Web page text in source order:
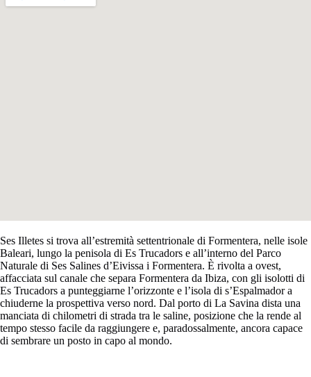
Ses Illetes si trova all’estremità settentrionale di Formentera, nelle isole
Baleari, lungo la penisola di Es Trucadors e all’interno del Parco
Naturale di Ses Salines d’Eivissa i Formentera. È rivolta a ovest,
affacciata sul canale che separa Formentera da Ibiza, con gli isolotti di
Es Trucadors a punteggiarne l’orizzonte e l’isola di s’Espalmador a
chiuderne la prospettiva verso nord. Dal porto di La Savina dista una
manciata di chilometri di strada tra le saline, posizione che la rende al
tempo stesso facile da raggiungere e, paradossalmente, ancora capace
di sembrare un posto in capo al mondo.